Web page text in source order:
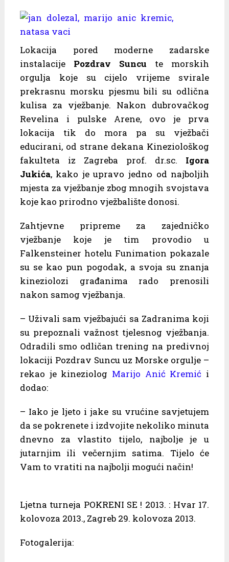
Lokacija pored moderne zadarske
instalacije Pozdrav Suncu te morskih
orgulja koje su cijelo vrijeme svirale
prekrasnu morsku pjesmu bili su odlična
kulisa za vježbanje. Nakon dubrovačkog
Revelina i pulske Arene, ovo je prva
lokacija tik do mora pa su vježbači
educirani, od strane dekana Kineziološkog
fakulteta iz Zagreba prof. dr.sc. Igora
Jukića, kako je upravo jedno od najboljih
mjesta za vježbanje zbog mnogih svojstava
koje kao prirodno vježbalište donosi.
Zahtjevne pripreme za zajedničko
vježbanje koje je tim provodio u
Falkensteiner hotelu Funimation pokazale
su se kao pun pogodak, a svoja su znanja
kineziolozi građanima rado prenosili
nakon samog vježbanja.
– Uživali sam vježbajući sa Zadranima koji
su prepoznali važnost tjelesnog vježbanja.
Odradili smo odličan trening na predivnoj
lokaciji Pozdrav Suncu uz Morske orgulje –
rekao je kineziolog Marijo Anić Kremić i
dodao:
– Iako je ljeto i jake su vrućine savjetujem
da se pokrenete i izdvojite nekoliko minuta
dnevno za vlastito tijelo, najbolje je u
jutarnjim ili večernjim satima. Tijelo će
Vam to vratiti na najbolji mogući način!
Ljetna turneja POKRENI SE ! 2013. : Hvar 17.
kolovoza 2013., Zagreb 29. kolovoza 2013.
Fotogalerija: